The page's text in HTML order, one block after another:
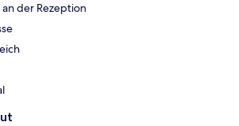
der Rezeption